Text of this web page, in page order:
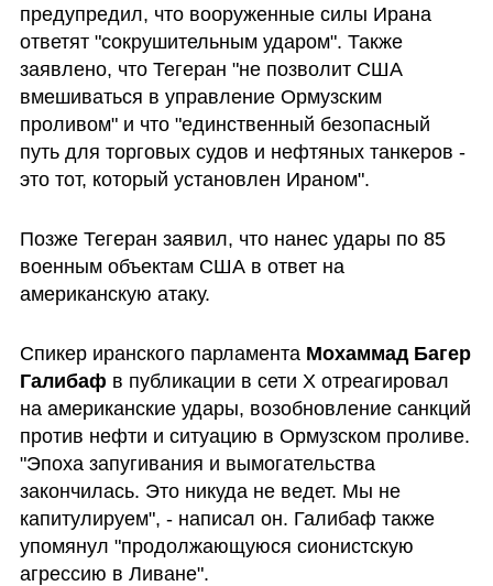
предупредил, что вооруженные силы Ирана
ответят "сокрушительным ударом". Также
заявлено, что Тегеран "не позволит США
вмешиваться в управление Ормузским
проливом" и что "единственный безопасный
путь для торговых судов и нефтяных танкеров -
это тот, который установлен Ираном".
Позже Тегеран заявил, что нанес удары по 85
военным объектам США в ответ на
американскую атаку.
Спикер иранского парламента Мохаммад Багер
Галибаф в публикации в сети X отреагировал
на американские удары, возобновление санкций
против нефти и ситуацию в Ормузском проливе.
"Эпоха запугивания и вымогательства
закончилась. Это никуда не ведет. Мы не
капитулируем", - написал он. Галибаф также
упомянул "продолжающуюся сионистскую
агрессию в Ливане".